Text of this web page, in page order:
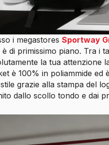
i megastores Sportway
è di primissimo piano. Tra i
la tua attenzione
è 100% in poliammide ed
grazie alla stampa del
dallo scollo tondo e dai